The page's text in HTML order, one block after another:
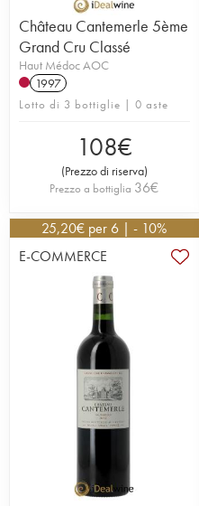
Château Cantemerle 5ème
Grand Cru Classé
Haut Médoc AOC
1997
Lotto di 3 bottiglie | 0 aste
108€
(Prezzo di riserva)
Prezzo a bottiglia 36€
25,20€ per 6 | - 10%
E-COMMERCE